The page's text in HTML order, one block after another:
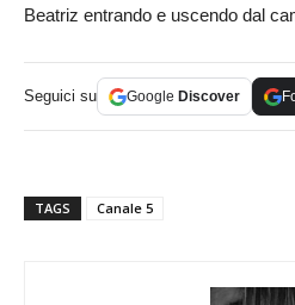
Beatriz entrando e uscendo dal
Seguici su Google Discover
TAGS Canale 5